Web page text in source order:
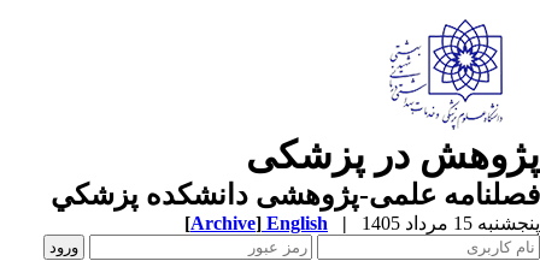
در پزشکی
علمی-پژوهشی دانشکده پزشکي
15 مرداد 1405 |
English
[Archive]